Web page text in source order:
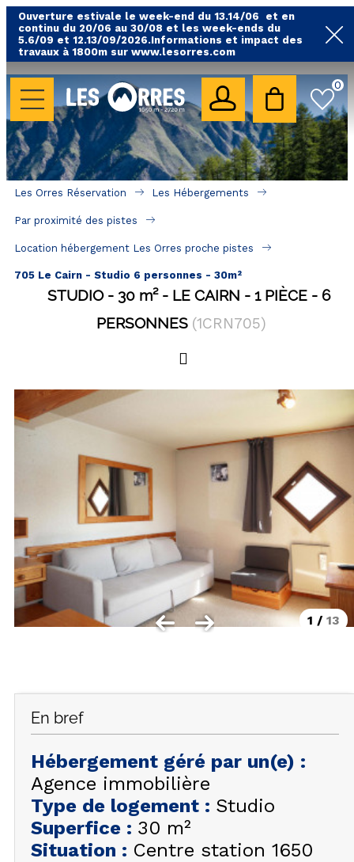
Ouverture estivale le week-end du 13.14/06 et en
continu du 20/06 au 30/08 et les week-ends du
5.6/09 et 12.13/09/2026.Informations et impact des
travaux à 1800m sur www.lesorres.com
0
LES HÉBERGEMENTS
Toutes nos locations
Hébergements avec piscine
Hébergements labellisés qualité
A proximité des remontées mécaniques ( VTT,
Hôtels - Chambres d'Hôtes & SPA
SÉJOURS & BONS PLANS
LOCALISATION
Les Orres 1650
Les Orres 1650 centre station
Les Orres 1800 Bois Méan
Les Orres et ses hameaux
VISUALISER LE PLAN DES ORRES
BONS PLANS ACTIVITÉS
Carte Multi activités
INSPIREZ-VOUS !
ÉTÉ
HIVER
FR EN
+33 (0)4 92 44 19 17
Les Orres Réservation Les Hébergements
Par proximité des pistes
Location hébergement Les Orres proche pistes
705 Le Cairn - Studio 6 personnes - 30m²
STUDIO 30 m² LE CAIRN 1 PIÈCE
6
PERSONNES (1CRN705)
1 / 13
En bref
Hébergement géré par un(e) :
Agence immobilière
Type de logement : Studio
Superfice : 30 m²
Situation : Centre station 1650